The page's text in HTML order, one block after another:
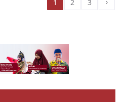
1 2 3